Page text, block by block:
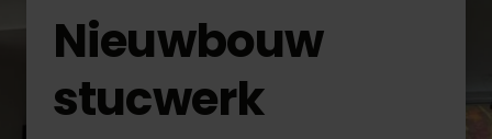
Nieuwbouw
stucwerk